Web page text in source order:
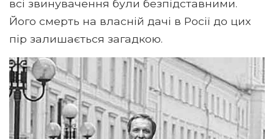
всі звинувачення були безпідставними.
Його смерть на власній дачі в Росії до цих
пір залишається загадкою.